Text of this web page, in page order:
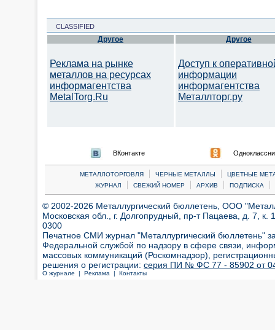
CLASSIFIED
Другое
Реклама на рынке
металлов на ресурсах
информагентства
MetalTorg.Ru
Другое
Доступ к
информации
информагентства
Металлторг.ру
ВКонтакте
МЕТАЛЛОТОРГОВЛЯ | ЧЕРНЫЕ МЕТАЛЛЫ |
ЦВЕТНЫЕ
ЖУРНАЛ
| СВЕЖИЙ НОМЕР | АРХИВ | ПОДПИСКА |
© 2002-2026 Металлургический бюллетень, ООО
Московская обл., г. Долгопрудный, пр-т Пацаева, д. 7,
0300
Печатное СМИ журнал "Металлургический бюллетень"
Федеральной службой по надзору в сфере связи,
массовых коммуникаций (Роскомнадзор),
решения о регистрации: серия ПИ № ФС 77 - 85902 от 04
О журнале | Реклама | Контакты